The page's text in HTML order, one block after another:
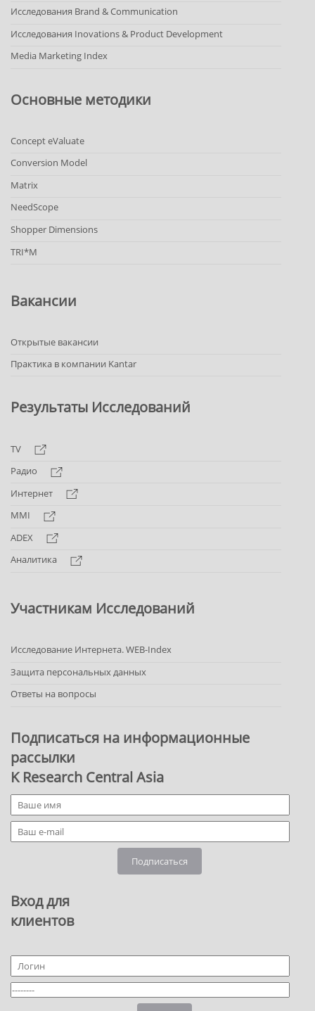
Исследования Brand & Communication
Исследования Inovations & Product Development
Media Marketing Index
Основные методики
Concept eValuate
Conversion Model
Matrix
NeedScope
Shopper Dimensions
TRI*M
Вакансии
Открытые вакансии
Практика в компании Kantar
Результаты Исследований
TV
Радио
Интернет
MMI
ADEX
Аналитика
Участникам Исследований
Исследование Интернета. WEB-Index
Защита персональных данных
Ответы на вопросы
Подписаться на информационные
рассылки
K Research Central Asia
Подписаться
Вход для
клиентов